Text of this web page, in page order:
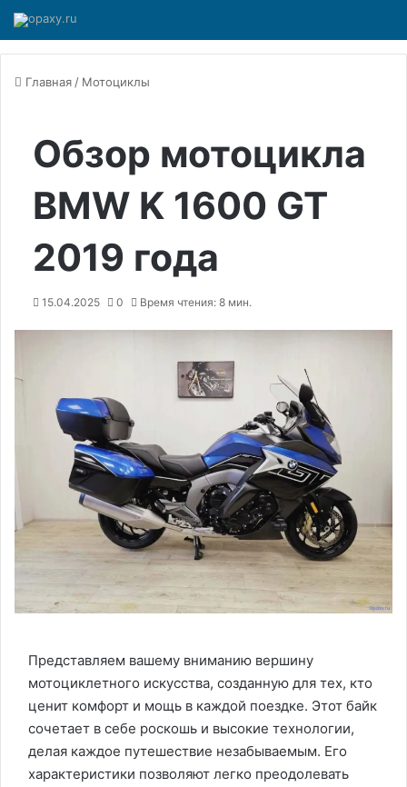
Главная / Мотоциклы
Обзор мотоцикла
BMW K 1600 GT
2019 года
15.04.2025 0 Время чтения: 8 мин.
Представляем вашему вниманию вершину
мотоциклетного искусства, созданную для тех, кто
ценит комфорт и мощь в каждой поездке. Этот байк
сочетает в себе роскошь и высокие технологии,
делая каждое путешествие незабываемым. Его
характеристики позволяют легко преодолевать